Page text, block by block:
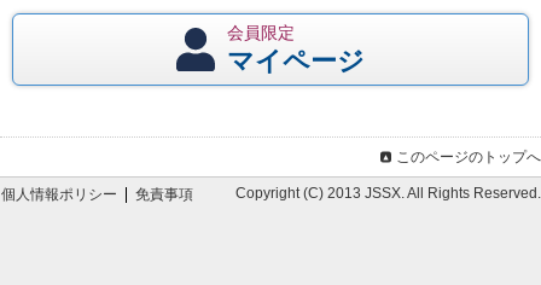
会員限定
マイページ
このページのトップへ
個人情報ポリシー 免責事項 Copyright (C) 2013 JSSX. All Rights Reserved.